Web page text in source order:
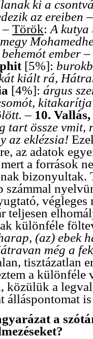
ki a
az ereiben
– Török: A kutya
ember–
[5%]:
kiált rá,
[4%]: árgus
– 10.
tart össze vmit,
az eklézsia!
az adatok
a források
bizonyultak.
számmal
végleges
teljesen
különféle
(az) ebek
még a
tisztázatlan
a különféle
közülük a
álláspontomat
a